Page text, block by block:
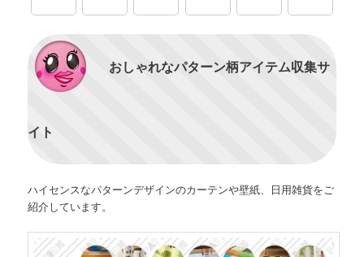
おしゃれなパターン柄アイテム収集サ
イト
ハイセンスなパターンデザインのカーテンや壁紙、日用雑貨をご
紹介しています。